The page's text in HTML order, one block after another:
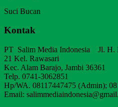
Suci Bucan
Kontak
PT Salim Media Indonesia Jl. H.
21 Kel. Rawasari
Kec. Alam Barajo, Jambi 36361
Telp. 0741-3062851
Hp/WA. 08117447475 (Admin);
Email: